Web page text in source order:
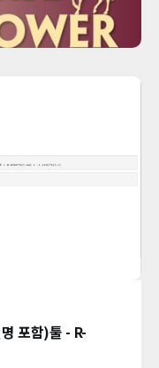
포함)툴 - R-